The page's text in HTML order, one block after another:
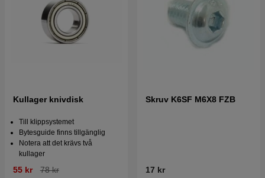
Kullager knivdisk
Till klippsystemet
Bytesguide finns tillgänglig
Notera att det krävs två
kullager
55 kr 78 kr
Skruv K6SF M6X8 FZB
17 kr